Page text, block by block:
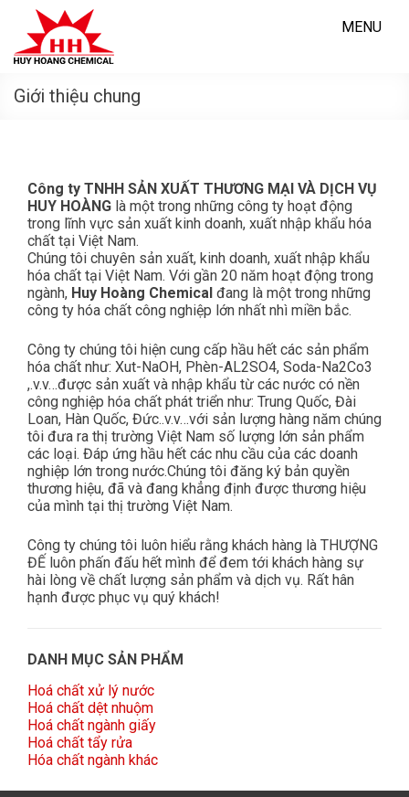
content
MENU
Giới thiệu chung
Công ty TNHH SẢN XUẤT THƯƠNG MẠI VÀ DỊCH VỤ
HUY HOÀNG là một trong những công ty hoạt động
trong lĩnh vực sản xuất kinh doanh, xuất nhập khẩu hóa
chất tại Việt Nam.
Chúng tôi chuyên sản xuất, kinh doanh, xuất nhập khẩu
hóa chất tại Việt Nam. Với gần 20 năm hoạt động trong
ngành, Huy Hoàng Chemical đang là một trong những
công ty hóa chất công nghiệp lớn nhất nhì miền bắc.
Công ty chúng tôi hiện cung cấp hầu hết các sản phẩm
hóa chất như: Xut-NaOH, Phèn-AL2SO4, Soda-Na2Co3
,.v.v…được sản xuất và nhập khẩu từ các nước có nền
công nghiệp hóa chất phát triển như: Trung Quốc, Đài
Loan, Hàn Quốc, Đức..v.v…với sản lượng hàng năm chúng
tôi đưa ra thị trường Việt Nam số lượng lớn sản phẩm
các loại. Đáp ứng hầu hết các nhu cầu của các doanh
nghiệp lớn trong nước.Chúng tôi đăng ký bản quyền
thương hiệu, đã và đang khẳng định được thương hiệu
của mình tại thị trường Việt Nam.
Công ty chúng tôi luôn hiểu rằng khách hàng là THƯỢNG
ĐẾ luôn phấn đấu hết mình để đem tới khách hàng sự
hài lòng về chất lượng sản phẩm và dịch vụ. Rất hân
hạnh được phục vụ quý khách!
DANH MỤC SẢN PHẨM
Hoá chất xử lý nước
Hoá chất dệt nhuộm
Hoá chất ngành giấy
Hoá chất tẩy rửa
Hóa chất ngành khác